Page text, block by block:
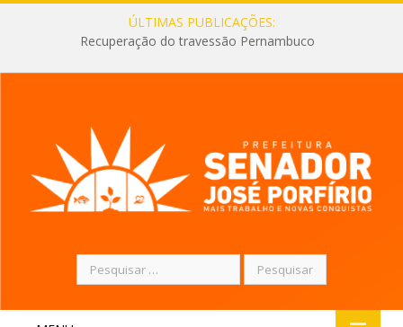
ÚLTIMAS PUBLICAÇÕES:
Recuperação do travessão Pernambuco
Pesquisar
por: